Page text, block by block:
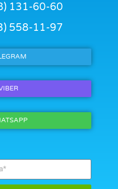
131-60-60
558-11-97